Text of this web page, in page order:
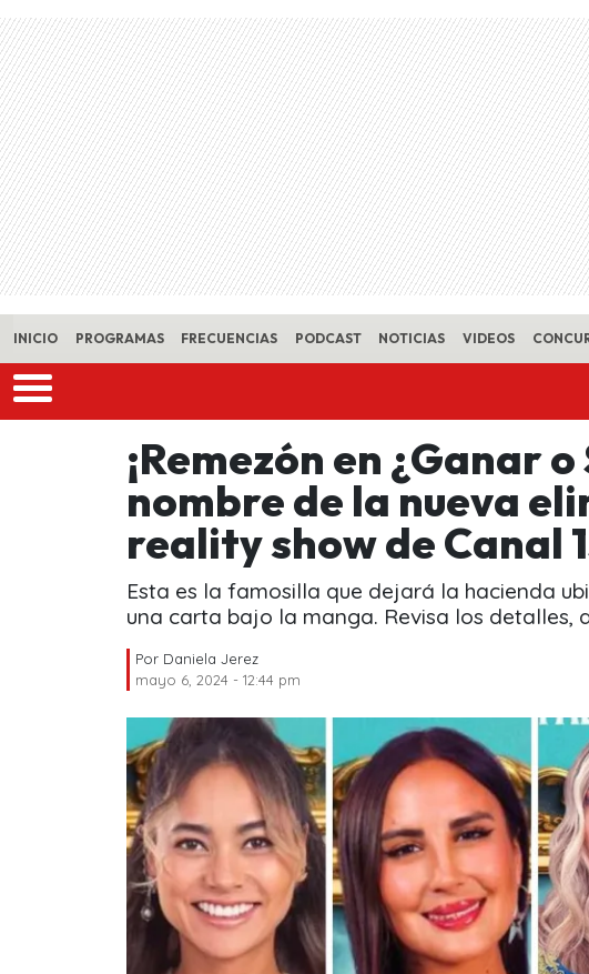
Skip to main content
INICIO PROGRAMAS FRECUENCIAS PODCAST NOTICIAS VIDEOS
¡Remezón en ¿Ganar
nombre de la nueva
reality show de Canal
Esta es la famosilla que dejará la hacienda
una carta bajo la manga. Revisa los detalles,
Por Daniela Jerez
mayo 6, 2024 - 12:44 pm